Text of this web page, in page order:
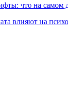
что на самом
влияют на